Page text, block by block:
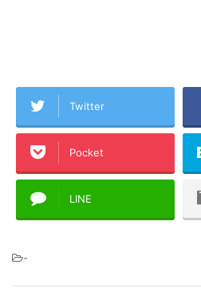
Twitter
Pocket
LINE
-